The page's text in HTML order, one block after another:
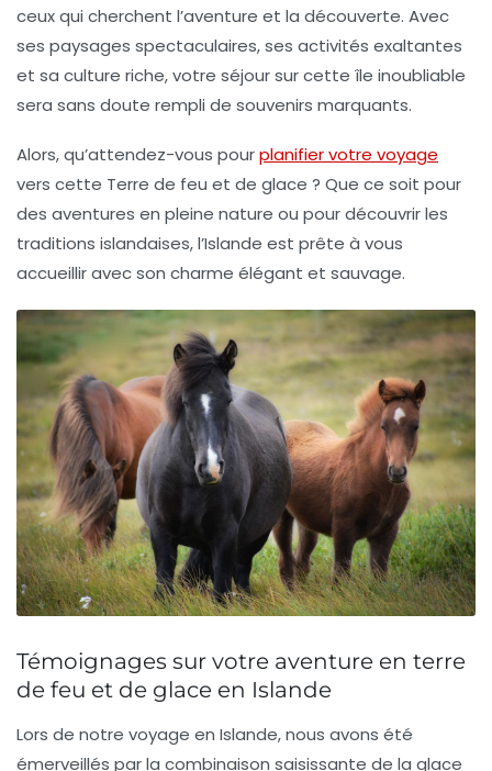
ceux qui cherchent l’aventure et la découverte. Avec
ses paysages spectaculaires, ses activités exaltantes
et sa culture riche, votre séjour sur cette île inoubliable
sera sans doute rempli de souvenirs marquants.
Alors, qu’attendez-vous pourplanifier votre voyage
vers cette Terre de feu et de glace ? Que ce soit pour
des aventures en pleine nature ou pour découvrir les
traditions islandaises, l’Islande est prête à vous
accueillir avec son charme élégant et sauvage.
Témoignages sur votre aventure en terre
de feu et de glace en Islande
Lors de notre voyage en Islande, nous avons été
émerveillés par la combinaison saisissante de la glace